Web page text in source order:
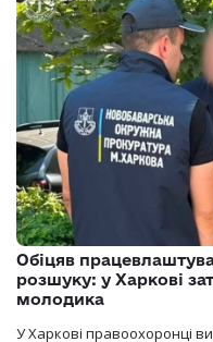
Обіцяв
розшуку: у Харкові
молодика
У Харкові правоохоронці